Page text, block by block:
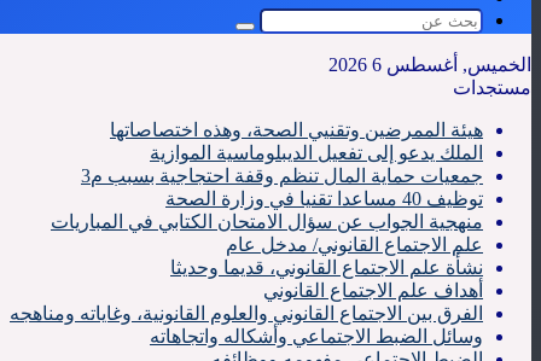
المظلم
بحث
الخميس, أغسطس 6 2026
مستجدات
هيئة الممرضين وتقنيي الصحة، وهذه اختصاصاتها
الملك يدعو إلى تفعيل الديبلوماسية الموازية
جمعيات حماية المال تنظم وقفة احتجاجية بسبب م3
توظيف 40 مساعدا تقنيا في وزارة الصحة
منهجية الجواب عن سؤال الامتحان الكتابي في المباريات
علم الاجتماع القانوني/ مدخل عام
نشأة علم الاجتماع القانوني، قديما وحديثا
أهداف علم الاجتماع القانوني
الفرق بين الاجتماع القانوني والعلوم القانونية، وغاياته ومناهجه
وسائل الضبط الاجتماعي وأشكاله واتجاهاته